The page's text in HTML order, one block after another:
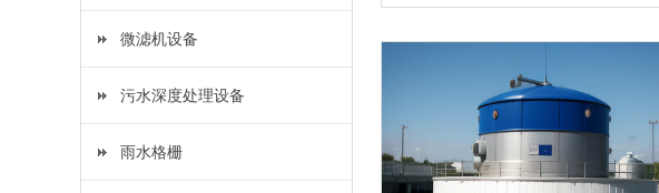
微滤机设备
污水深度处理设备
雨水格栅